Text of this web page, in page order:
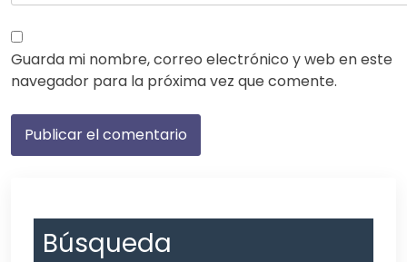
Guarda mi nombre, correo electrónico y web en este
navegador para la próxima vez que comente.
Búsqueda